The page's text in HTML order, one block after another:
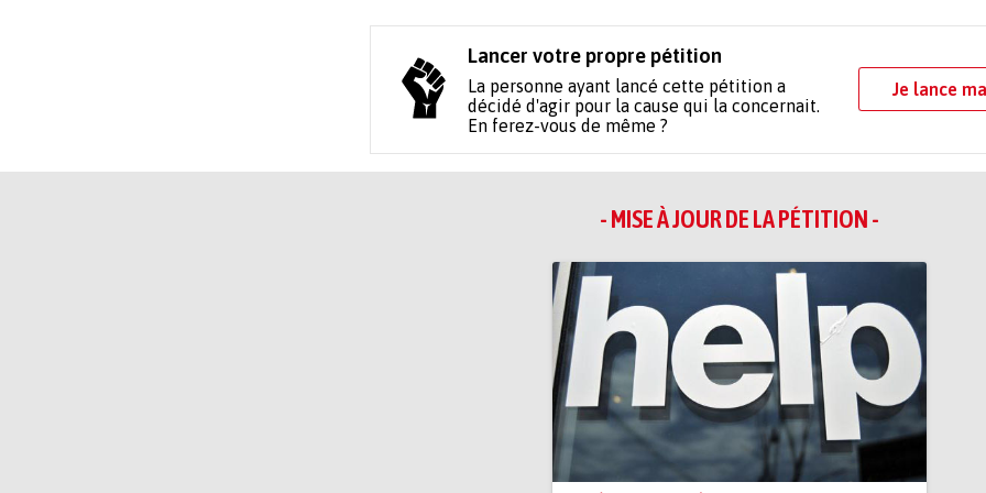
Lancer votre propre pétition
La personne ayant lancé cette pétition a
décidé d'agir pour la cause qui la concernait.
En ferez-vous de même ?
Je lance
- MISE À JOUR DE LA PÉTITION -